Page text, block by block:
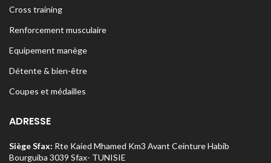
Cross training
Renforcement musculaire
Equipement manège
Détente & bien-être
Coupes et médailles
ADRESSE
Siège Sfax: Rte Kaied Mhamed Km3 Avant Ceinture Habib
Bourguiba 3039 Sfax- TUNISIE